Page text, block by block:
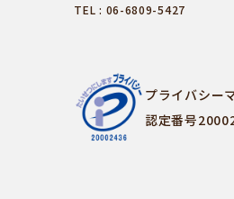
TEL : 06-6809-5427
プライバシー
認定番号